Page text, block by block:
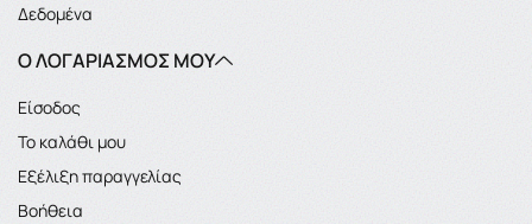
Δεδομένα
Ο ΛΟΓΑΡΙΑΣΜΌΣ ΜΟΥ
Είσοδος
Το καλάθι μου
Εξέλιξη παραγγελίας
Βοήθεια